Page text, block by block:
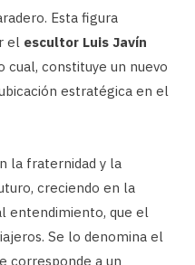
Esta figura
el escultor Luis Javín
cual, constituye un nuevo
estratégica en el
la fraternidad y la
creciendo en la
entendimiento, que el
Se lo denomina el
corresponde a un